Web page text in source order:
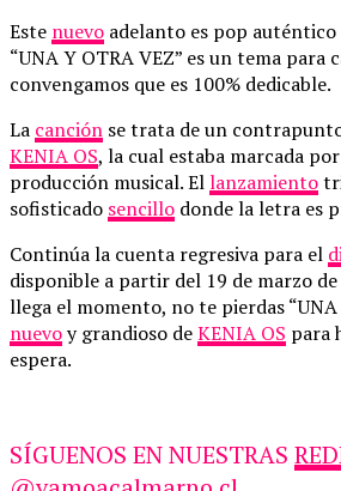
Este nuevo adelanto es pop auténtico
“UNA Y OTRA VEZ” es un tema para
convengamos que es 100% dedicable.
La canción se trata de un
KENIA OS, la cual estaba marcada
producción musical. Ellanzamiento
sofisticado sencillo donde la letra es
Continúa la cuenta regresiva para el
disponible a partir del 19 de marzo
llega el momento, no te pierdas “UNA
nuevoy grandioso deKENIA OS para
espera.
SÍGUENOS EN NUESTRAS